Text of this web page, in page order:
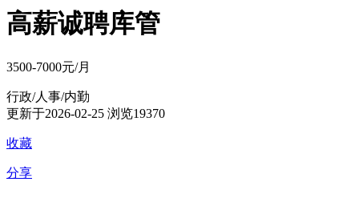
高薪诚聘库管
3500-7000元/月
行政/人事/内勤
更新于2026-02-25 浏览19370
收藏
分享